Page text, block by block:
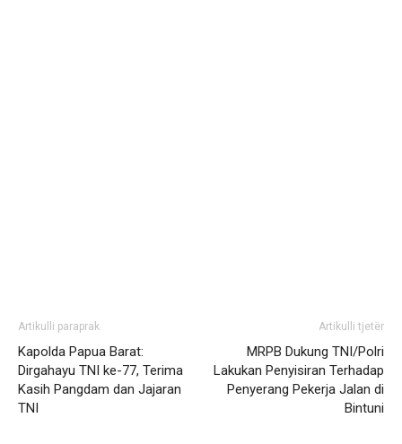
Artikulli paraprak
Kapolda Papua Barat:
Dirgahayu TNI ke-77, Terima
Kasih Pangdam dan Jajaran
TNI
Artikulli tjetër
MRPB Dukung TNI/Polri
Lakukan Penyisiran Terhadap
Penyerang Pekerja Jalan di
Bintuni